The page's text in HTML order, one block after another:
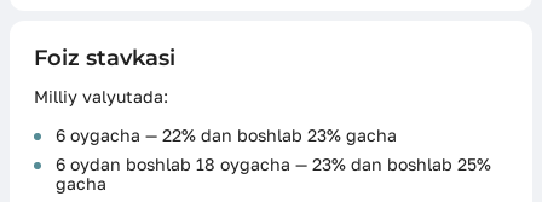
Foiz stavkasi
Milliy valyutada:
6 oygacha — 22% dan boshlab 23% gacha
6 oydan boshlab 18 oygacha — 23% dan boshlab 25%
gacha